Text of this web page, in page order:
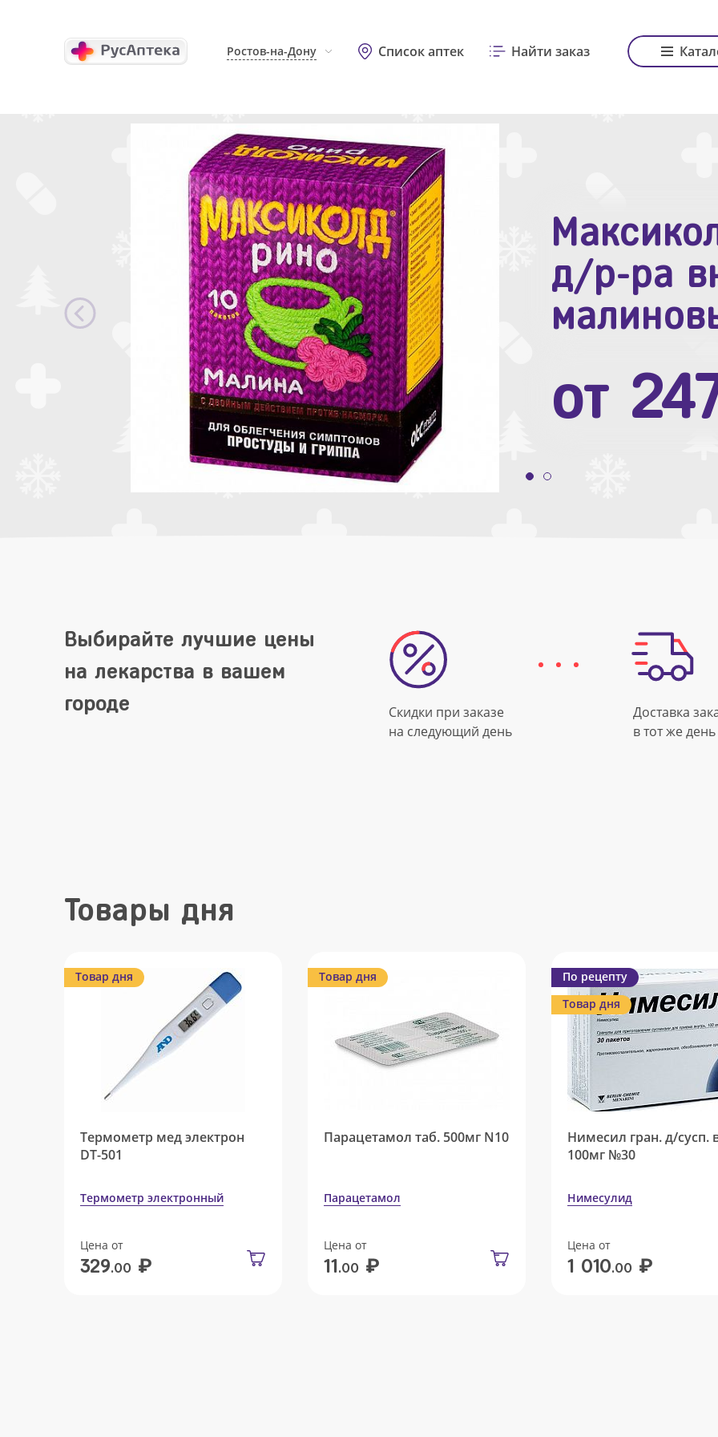
Ростов-на-Дону Список аптек Найти заказ
д/р-ра
от
Зодак
№10
от
Выбирайте лучшие цены
на лекарства в вашем
городе
Скидки при заказе
на следующий день
Доставка
в тот же день
Товары дня
Товар дня
Термометр мед электрон
DT-501
Термометр электронный
Цена от
329.00 ₽
Товар дня
Парацетамол таб. 500мг N10
Парацетамол
Цена от
11.00 ₽
По рецепту
Товар дня
Нимесил гран. д/сусп.
100мг №30
Нимесулид
Цена от
1 010.00 ₽